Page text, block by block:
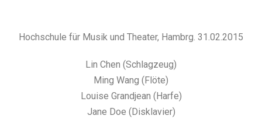
Hochschule für Musik und Theater, Hambrg. 31.02.2015
Lin Chen (Schlagzeug)
Ming Wang (Flöte)
Louise Grandjean (Harfe)
Jane Doe (Disklavier)